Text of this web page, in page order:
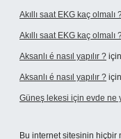
Akıllı saat EKG kaç olmalı
Akıllı saat EKG kaç olmalı
Aksanlı é nasıl yapılır ? için
Aksanlı é nasıl yapılır ? için
Güneş lekesi için evde ne
Bu internet sitesinin hiçbir